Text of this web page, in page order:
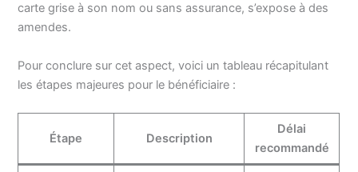
carte grise à son nom ou sans assurance, s’expose à des
amendes.
Pour conclure sur cet aspect, voici un tableau récapitulant
les étapes majeures pour le bénéficiaire :
Étape Description
Délai
recommandé